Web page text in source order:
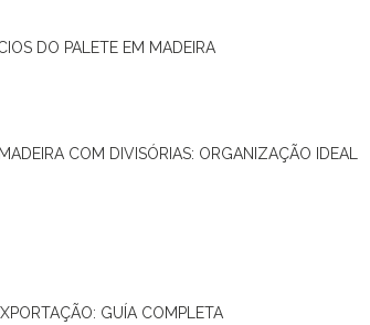
DO PALETE EM MADEIRA
MADEIRA COM DIVISÓRIAS: ORGANIZAÇÃO IDEAL
GUÍA COMPLETA